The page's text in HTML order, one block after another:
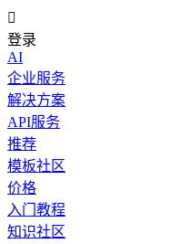

登录
AI
企业服务
解决方案
API服务
推荐
模板社区
价格
入门教程
知识社区